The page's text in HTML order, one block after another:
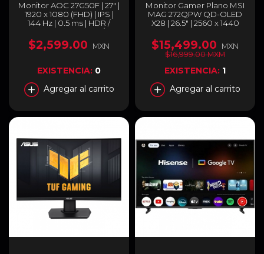
Monitor AOC 27G50F | 27" |
1920 x 1080 (FHD) | IPS |
144 Hz | 0.5 ms | HDR /
HDR10 | HDMI 2.0 /
DisplayPort 1.4 / Jack 3.5
mm | Negro | 27G50F
$2,599.00 MXN
EXISTENCIA: 0
Agregar al carrito
Monitor Gamer Plano MSI
MAG 272QPW QD-OLED
X28 | 26.5" | 2560 x 1440
Hz | 0.03 ms (GTG) |
FreeSync / G-Sync | HDMI
2.1 / DisplayPort 1.4a / USB-
C / Jack 3.5 mm | Blanco |
MAG 272QPW QD-OLED
X28
$15,499.00
MXN
$16,999.00 MXM
EXISTENCIA: 1
Agregar al carrito